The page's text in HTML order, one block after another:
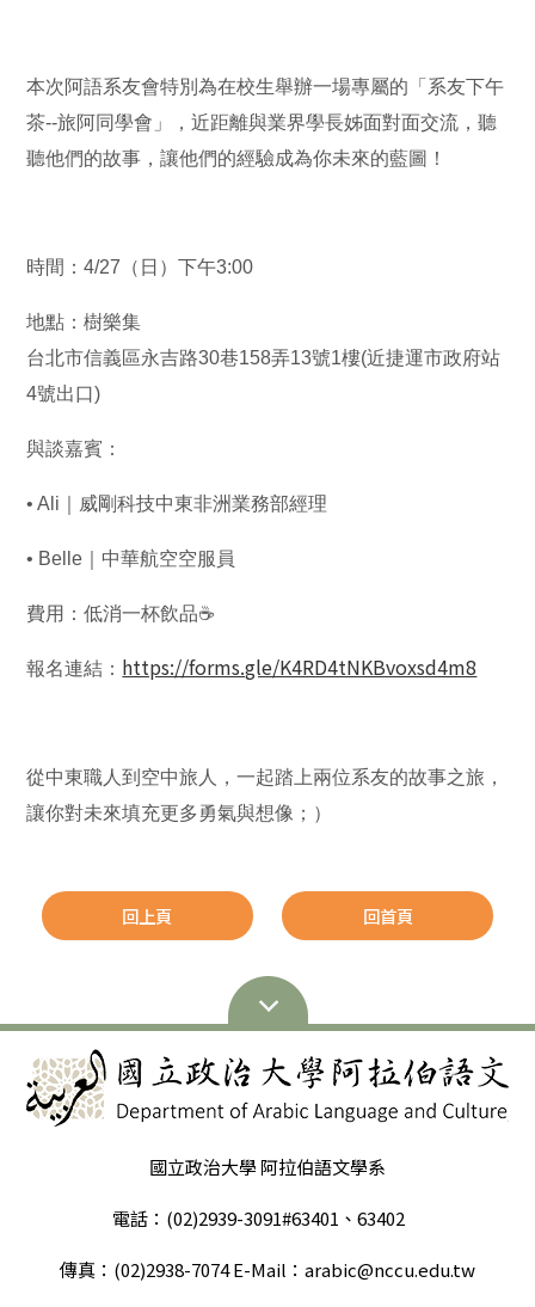
本次阿語系友會特別為在校生舉辦一場專屬的「系友下午
茶--旅阿同學會」，近距離與業界學長姊面對面交流，聽
聽他們的故事，讓他們的經驗成為你未來的藍圖！
時間：4/27（日）下午3:00
地點：樹樂集
台北市信義區永吉路30巷158弄13號1樓(近捷運市政府站
4號出口)
與談嘉賓：
• Ali｜威剛科技中東非洲業務部經理
• Belle｜中華航空空服員
費用：低消一杯飲品☕
報名連結： https://forms.gle/K4RD4tNKBvoxsd4m8
從中東職人到空中旅人，一起踏上兩位系友的故事之旅，
讓你對未來填充更多勇氣與想像；）
回上頁 回首頁
國立政治大學 阿拉伯語文學系
電話：(02)2939-3091#63401、63402
傳真：(02)2938-7074 E-Mail：arabic@nccu.edu.tw